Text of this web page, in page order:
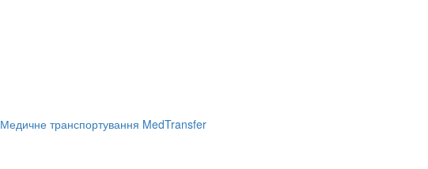
Медичне транспортування MedTransfer